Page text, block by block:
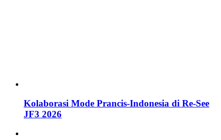
Kolaborasi Mode Prancis-Indonesia di Re-See
JF3 2026